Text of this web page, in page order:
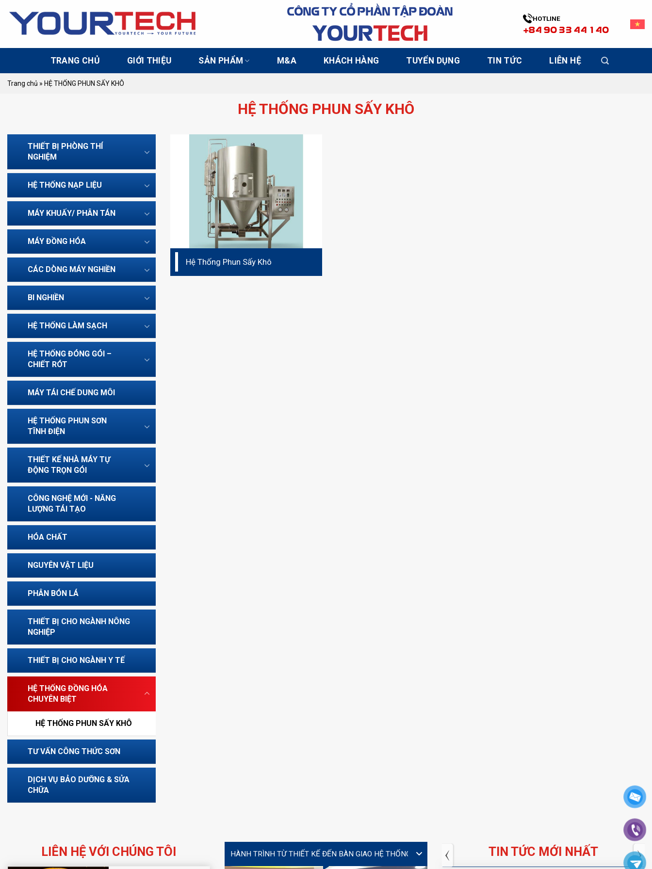
CÔNG TY CỔ PHẦN TẬP ĐOÀN
YOURTECH HOTLINE
+84 90 33 44 140
TRANG CHỦ GIỚI THIỆU SẢN PHẨM M&A KHÁCH HÀNG TUYỂN DỤNG TIN TỨC LIÊN HỆ
Trang chủ » HỆ THỐNG PHUN SẤY KHÔ
HỆ THỐNG PHUN SẤY KHÔ
THIẾT BỊ PHÒNG THÍ
NGHIỆM
HỆ THỐNG NẠP LIỆU
MÁY KHUẤY/ PHÂN TÁN
MÁY ĐỒNG HÓA
CÁC DÒNG MÁY NGHIỀN
BI NGHIỀN
HỆ THỐNG LÀM SẠCH
HỆ THỐNG ĐÓNG GÓI –
CHIẾT RÓT
MÁY TÁI CHẾ DUNG MÔI
HỆ THỐNG PHUN SƠN
TĨNH ĐIỆN
THIẾT KẾ NHÀ MÁY TỰ
ĐỘNG TRỌN GÓI
CÔNG NGHỆ MỚI - NĂNG
LƯỢNG TÁI TẠO
HÓA CHẤT
NGUYÊN VẬT LIỆU
PHÂN BÓN LÁ
THIẾT BỊ CHO NGÀNH NÔNG
NGHIỆP
THIẾT BỊ CHO NGÀNH Y TẾ
HỆ THỐNG ĐỒNG HÓA
CHUYÊN BIỆT
HỆ THỐNG PHUN SẤY KHÔ
TƯ VẤN CÔNG THỨC SƠN
DỊCH VỤ BẢO DƯỠNG & SỬA
CHỮA
Hệ Thống Phun Sấy Khô
LIÊN HỆ VỚI CHÚNG TÔI VIDEO TIN TỨC MỚI NHẤT
Lễ ký kết hợp tác giữa Yourtech và Tây Đô Long An tại
Coating Expo 2026
Tuyển dụng: Nhân viên KẾ TOÁN